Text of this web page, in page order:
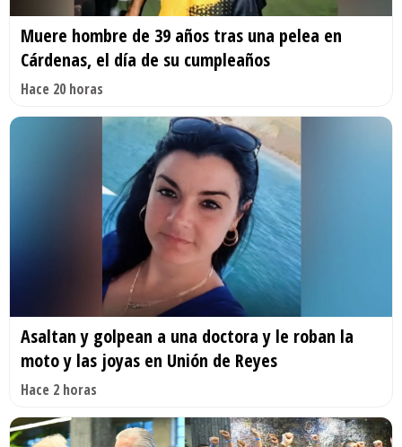
Muere hombre de 39 años tras una pelea en
Cárdenas, el día de su cumpleaños
Hace 20 horas
Asaltan y golpean a una doctora y le roban la
moto y las joyas en Unión de Reyes
Hace 2 horas